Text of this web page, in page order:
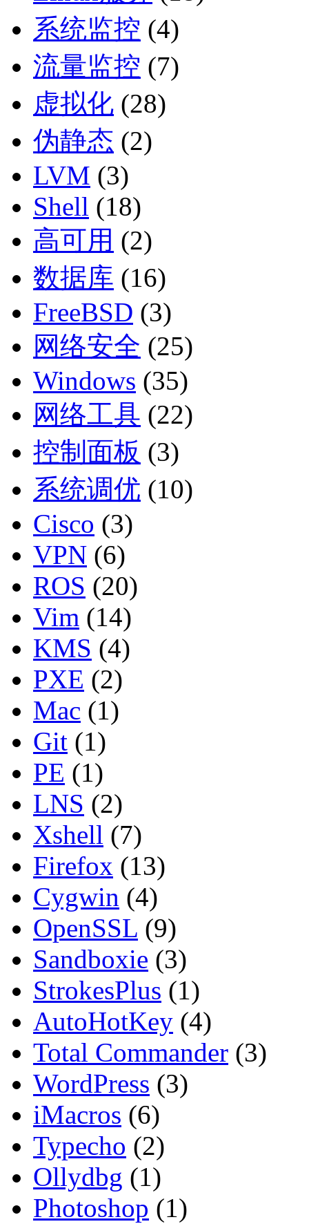
系统监控 (4)
流量监控 (7)
虚拟化 (28)
伪静态 (2)
LVM (3)
Shell (18)
高可用 (2)
数据库 (16)
FreeBSD (3)
网络安全 (25)
Windows (35)
网络工具 (22)
控制面板 (3)
系统调优 (10)
Cisco (3)
VPN (6)
ROS (20)
Vim (14)
KMS (4)
PXE (2)
Mac (1)
Git (1)
PE (1)
LNS (2)
Xshell (7)
Firefox (13)
Cygwin (4)
OpenSSL (9)
Sandboxie (3)
StrokesPlus (1)
AutoHotKey (4)
Total Commander (3)
WordPress (3)
iMacros (6)
Typecho (2)
Ollydbg (1)
Photoshop (1)